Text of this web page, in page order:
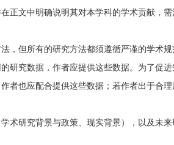
正文中明确说明其对本学科的学术贡献，
，但所有的研究方法都须遵循严谨的学术规
研究数据，作者应提供这些数据。为了促
者也应配合提供这些数据；若作者出于合
术研究背景与政策、现实背景），以及未